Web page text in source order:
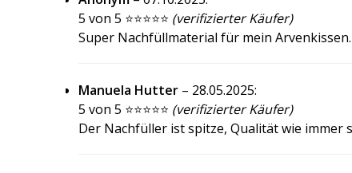
5 von 5 ⭐⭐⭐⭐⭐ (verifizierter Käufer)
Super Nachfüllmaterial für mein
Manuela Hutter – 28.05.2025:
5 von 5 ⭐⭐⭐⭐⭐ (verifizierter Käufer)
Der Nachfüller ist spitze, Qualität wie immer